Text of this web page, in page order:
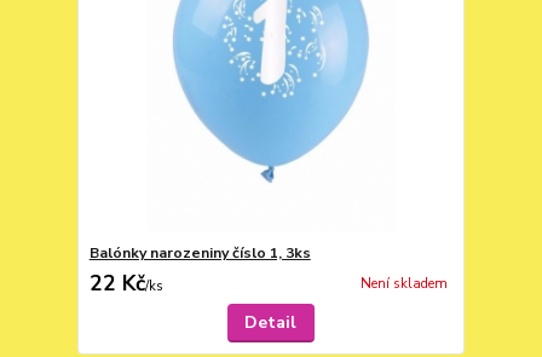
Balónky narozeniny číslo 1, 3ks
22 Kč/ks Není skladem
Detail